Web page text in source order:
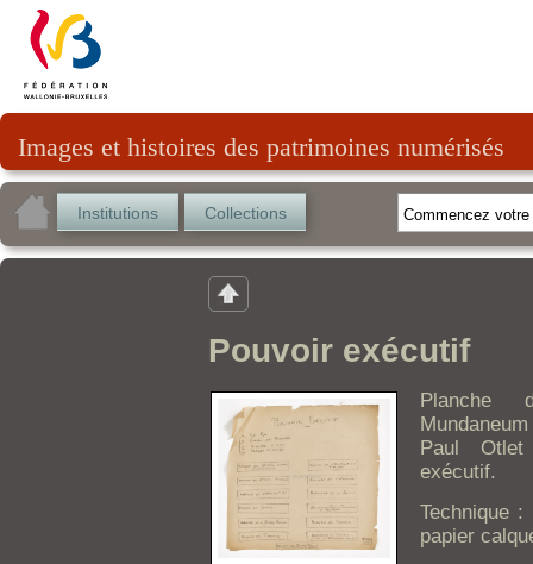
Images et histoires des patrimoines numérisés
Institutions Collections
Pouvoir exécutif
Planche
Paul
exécutif.
Technique
papier